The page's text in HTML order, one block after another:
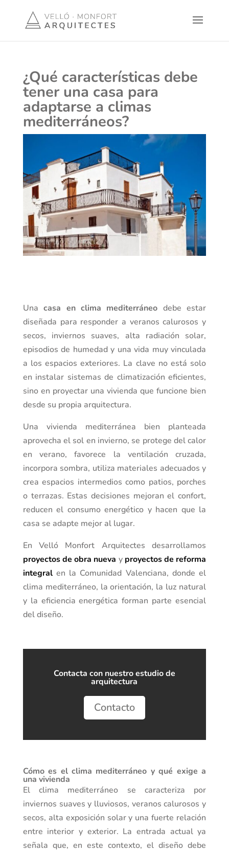
¿Qué características debe
tener una casa para
adaptarse a climas
mediterráneos?
Unacasa en clima mediterráneo debe estar
diseñada para responder a veranos calurosos y
secos, inviernos suaves, alta radiación solar,
episodios de humedad y una vida muy vinculada
a los espacios exteriores. La clave no está solo
en instalar sistemas de climatización eficientes,
sino en proyectar una vivienda que funcione bien
desde su propia arquitectura.
Una vivienda mediterránea bien planteada
aprovecha el sol en invierno, se protege del calor
en verano, favorece la ventilación cruzada,
incorpora sombra, utiliza materiales adecuados y
crea espacios intermedios como patios, porches
o terrazas. Estas decisiones mejoran el confort,
reducen el consumo energético y hacen que la
casa se adapte mejor al lugar.
En Velló Monfort Arquitectes desarrollamos
proyectos de obra nueva y proyectos de reforma
integralen la Comunidad Valenciana, donde el
clima mediterráneo, la orientación, la luz natural
y la eficiencia energética forman parte esencial
del diseño.
Contacta con nuestro estudio de
arquitectura
Contacto
Cómo es el clima mediterráneo y qué exige a
una vivienda
El clima mediterráneo se caracteriza por
inviernos suaves y lluviosos, veranos calurosos y
secos, alta exposición solar y una fuerte relación
entre interior y exterior. La entrada actual ya
señala que, en este contexto, el diseño debe